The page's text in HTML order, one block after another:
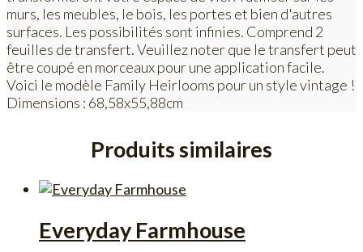
murs, les meubles, le bois, les portes et bien d'autres
surfaces. Les possibilités sont infinies. Comprend 2
feuilles de transfert. Veuillez noter que le transfert peut
être coupé en morceaux pour une application facile.
Voici le modèle Family Heirlooms pour un style vintage !
Dimensions : 68,58x55,88cm
Produits similaires
Everyday Farmhouse